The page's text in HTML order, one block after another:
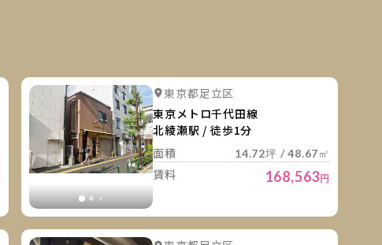
詳細を見る 詳細を見る
詳細を見る 詳細を見る
東京都足立区
東京メトロ千代田線
北綾瀬駅 / 徒歩1分
面積
14.72坪 / 48.67㎡
賃料 168,563円
詳細を見る